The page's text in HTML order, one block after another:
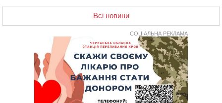
На Уманщині судитимуть колишню очільницю відділу
освіти через закупівлю електрики за завищеною
У Черкасах провели в останню путь двох
загиблих воїнів
До 1 вересня у Черкасах оновлюють дорожню
розмітку біля навчальних закладів (ФОТОФАКТ)
На честь загиблого захисника і чемпіона світу в
Всі новини
СОЦІАЛЬНА РЕКЛАМА